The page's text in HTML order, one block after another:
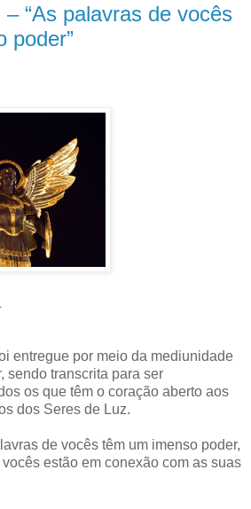
“As palavras de vocês
poder”
entregue por meio da mediunidade
sendo transcrita para ser
os que têm o coração aberto aos
dos Seres de Luz.
de vocês têm um imenso poder,
estão em conexão com as suas